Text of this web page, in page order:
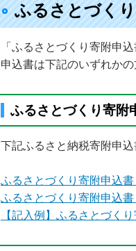
ふるさとづく
「ふるさとづくり寄附申
申込書は下記のいずれかの
ふるさとづくり寄附
下記ふるさと納税寄附申
ふるさとづくり寄附申込書
ふるさとづくり寄附申込書
【記入例】ふるさとづく